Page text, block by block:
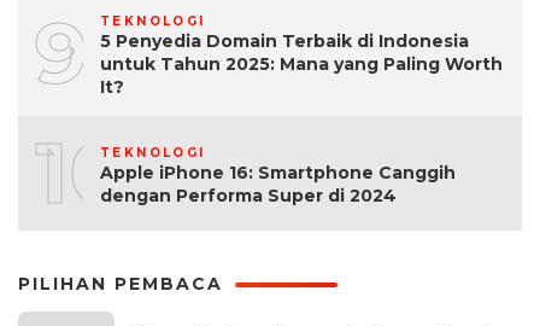
9 TEKNOLOGI
5 Penyedia Domain Terbaik di Indonesia
untuk Tahun 2025: Mana yang Paling Worth
It?
10TEKNOLOGI
Apple iPhone 16: Smartphone Canggih
dengan Performa Super di 2024
PILIHAN PEMBACA